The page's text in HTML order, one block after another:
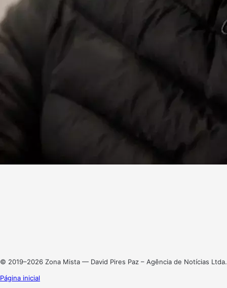
© 2019–2026 Zona Mista — David Pires Paz – Agência de Notícias Ltda.
Página inicial